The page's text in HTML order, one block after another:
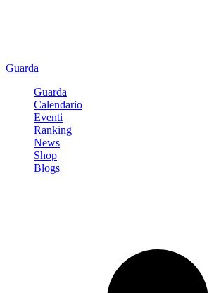
Guarda
Guarda
Calendario
Eventi
Ranking
News
Shop
Blogs